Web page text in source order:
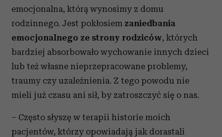
emocjonalna, którą wynosimy z domu
rodzinnego. Jest pokłosiem zaniedbania
emocjonalnego ze strony rodziców, których
bardziej absorbowało wychowanie innych dzieci
lub też własne nieprzepracowane problemy,
traumy czy uzależnienia. Z tego powodu nie
mieli już czasu ani sił, by zatroszczyć się o nas.
– Często słyszę w terapii historie moich
pacjentów, którzy opowiadają jak dorastali